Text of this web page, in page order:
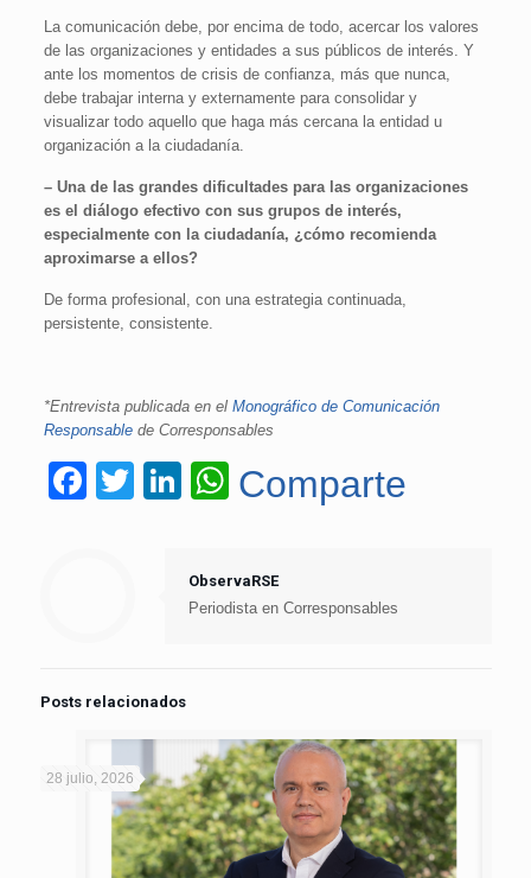
La comunicación debe, por encima de todo, acercar los valores
de las organizaciones y entidades a sus públicos de interés. Y
ante los momentos de crisis de confianza, más que nunca,
debe trabajar interna y externamente para consolidar y
visualizar todo aquello que haga más cercana la entidad u
organización a la ciudadanía.
– Una de las grandes dificultades para las organizaciones
es el diálogo efectivo con sus grupos de interés,
especialmente con la ciudadanía, ¿cómo recomienda
aproximarse a ellos?
De forma profesional, con una estrategia continuada,
persistente, consistente.
*Entrevista publicada en elMonográfico de Comunicación
Responsable de Corresponsables
Facebook
Twitter
LinkedIn
WhatsApp
Comparte
ObservaRSE
Periodista en Corresponsables
Posts relacionados
28 julio, 2026